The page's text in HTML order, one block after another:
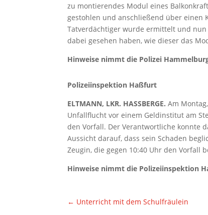
zu montierendes Modul eines
gestohlen und anschließend über einen
Tatverdächtiger wurde ermittelt und nun
dabei gesehen haben, wie dieser das
Hinweise nimmt die Polizei
Polizeiinspektion Haßfurt
ELTMANN, LKR. HASSBERGE. Am
Unfallflucht vor einem Geldinstitut am
den Vorfall. Der Verantwortliche konnte
Aussicht darauf, dass sein Schaden
Zeugin, die gegen 10:40 Uhr den Vorfall
Hinweise nimmt die Polizeiinspektion
← Unterricht mit dem Schulfräulein